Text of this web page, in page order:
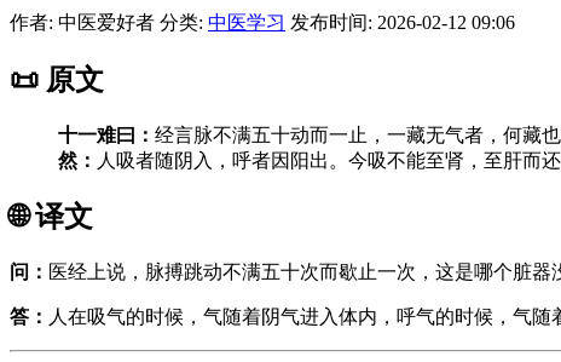
作者: 中医爱好者 分类: 中医学习 发布时间: 2026-02-12 09:06
📜 原文
十一难曰： 经言脉不满五十动而一止，一藏无气者，何藏也
然： 人吸者随阴入，呼者因阳出。今吸不能至肾，至肝而
🌐 译文
问： 医经上说，脉搏跳动不满五十次而歇止一次，这是哪个脏器
答： 人在吸气的时候，气随着阴气进入体内，呼气的时候，气